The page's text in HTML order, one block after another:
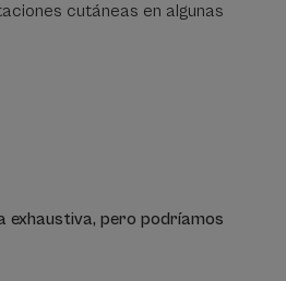
cutáneas en algunas
exhaustiva, pero podríamos